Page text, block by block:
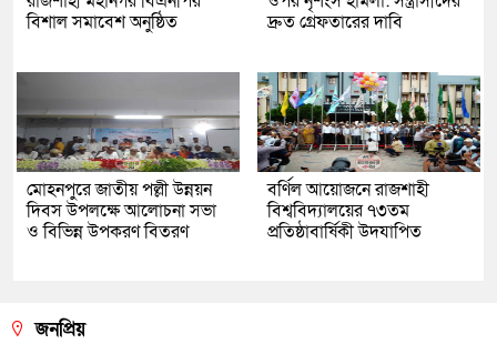
বিশাল সমাবেশ অনুষ্ঠিত
দ্রুত গ্রেফতারের দাবি
মোহনপুরে জাতীয় পল্লী উন্নয়ন
দিবস উপলক্ষে আলোচনা সভা
ও বিভিন্ন উপকরণ বিতরণ
বর্ণিল আয়োজনে রাজশাহী
বিশ্ববিদ্যালয়ের ৭৩তম
প্রতিষ্ঠাবার্ষিকী উদযাপিত
জনপ্রিয়